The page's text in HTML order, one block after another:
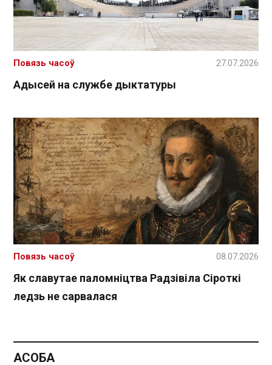
Адысей на службе дыктатуры
Повязь часоў 27.07.2026
Як славутае паломніцтва Радзівіла Сіроткі
ледзь не сарвалася
Повязь часоў 08.07.2026
АСОБА